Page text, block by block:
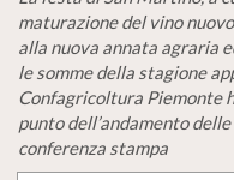
maturazione del vino
alla nuova annata agraria
le somme della stagione
Confagricoltura Piemonte
punto dell’andamento
conferenza stampa